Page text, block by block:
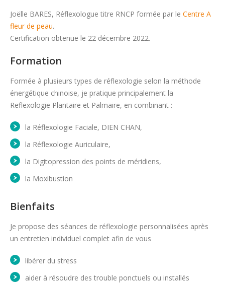
Joëlle BARES, Réflexologue titre RNCP formée par le Centre A
fleur de peau.
Certification obtenue le 22 décembre 2022.
Formation
Formée à plusieurs types de réflexologie selon la méthode
énergétique chinoise, je pratique principalement la
Reflexologie Plantaire et Palmaire, en combinant :
la Réflexologie Faciale, DIEN CHAN,
la Réflexologie Auriculaire,
la Digitopression des points de méridiens,
la Moxibustion
Bienfaits
Je propose des séances de réflexologie personnalisées après
un entretien individuel complet afin de vous
libérer du stress
aider à résoudre des trouble ponctuels ou installés